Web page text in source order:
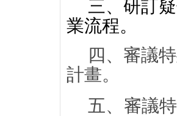
三、研訂
業流程。
四、 審議
計畫。
五、 審議